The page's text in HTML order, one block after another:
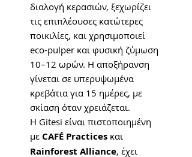
διαλογή κερασιών, ξεχωρίζει
τις επιπλέουσες κατώτερες
ποικιλίες, και χρησιμοποιεί
eco-pulper και φυσική ζύμωση
10–12 ωρών. Η αποξήρανση
γίνεται σε υπερυψωμένα
κρεβάτια για 15 ημέρες, με
σκίαση όταν χρειάζεται.
Η Gitesi είναι πιστοποιημένη
με CAFÉ Practices και
Rainforest Alliance, έχει